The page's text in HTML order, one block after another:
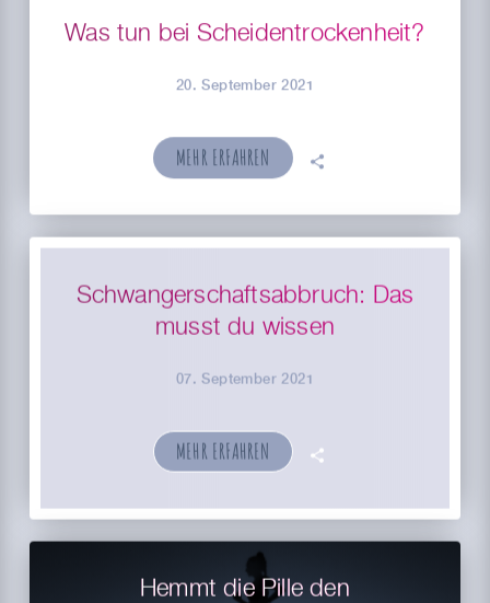
Was tun bei Scheidentrockenheit?
20. September 2021
MEHR ERFAHREN 🗣
Schwangerschaftsabbruch: Das
musst du wissen
07. September 2021
MEHR ERFAHREN 🗣
Hemmt die Pille den